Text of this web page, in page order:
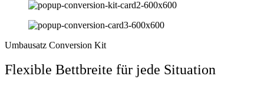
Umbausatz Conversion Kit
Flexible Bettbreite für jede Situation